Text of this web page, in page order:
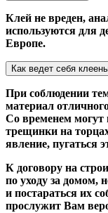
Клей не вреден,
используются для
Европе.
Как ведет себя
При соблюдении
материал
Со временем могут
трещинки на
явление, пугаться
К договору на
по уходу за домом,
и постараться их
прослужит Вам